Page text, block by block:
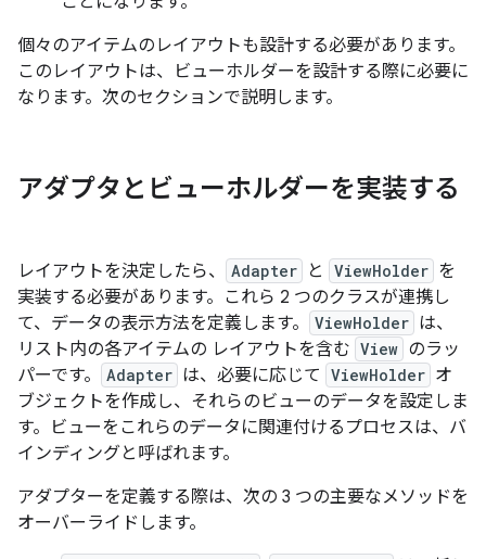
個々のアイテムのレイアウトも設計する必要があります。
このレイアウトは、ビューホルダーを設計する際に必要に
なります。次のセクションで説明します。
アダプタとビューホルダーを実装する
レイアウトを決定したら、 Adapter と ViewHolder を
実装する必要があります。これら 2 つのクラスが連携し
て、データの表示方法を定義します。
ViewHolder は、
リスト内の各アイテムの レイアウトを含む View のラッ
パーです。
Adapter は、必要に応じて ViewHolder オ
ブジェクトを作成し、それらのビューのデータを設定しま
す。ビューをこれらのデータに関連付けるプロセスは、バ
インディングと呼ばれます。
アダプターを定義する際は、次の 3 つの主要なメソッドを
オーバーライドします。